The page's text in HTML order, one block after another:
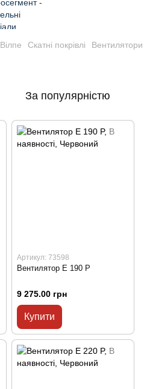
Вілпе Скатні покрівлі Вентилятори
За популярністю
Артикул: 73598
Вентилятор E 190 P
9 275.00 грн
Купити